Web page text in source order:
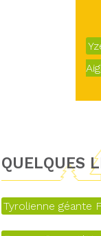
QUELQUES
Tyrolienne géante